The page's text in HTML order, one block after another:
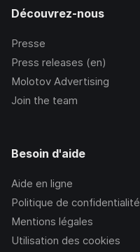
Découvrez-nous
Presse
Press releases (en)
Molotov Advertising
Join the team
Besoin d'aide
Aide en ligne
Politique de confidentialité
Mentions légales
Utilisation des cookies